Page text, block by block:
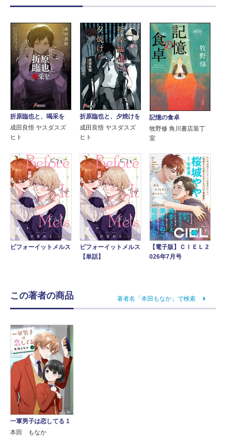
折原臨也と、喝采を
成田良悟 ヤスダスズ
ヒト
折原臨也と、夕焼けを
成田良悟 ヤスダスズ
ヒト
記憶の食卓
牧野修 角川書店装丁
室
ビフォーイットメルス
ビフォーイットメルス
【単話】
【電子版】ＣＩＥＬ 2
026年7月号
この著者の商品 著者名「本田もなか」で検索
一軍男子は恋してる 1
本田 もなか